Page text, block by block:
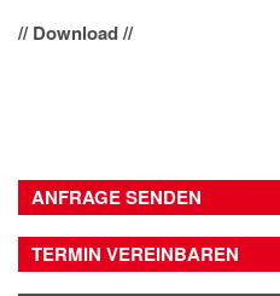
// Download //
ANFRAGE SENDEN
TERMIN VEREINBAREN